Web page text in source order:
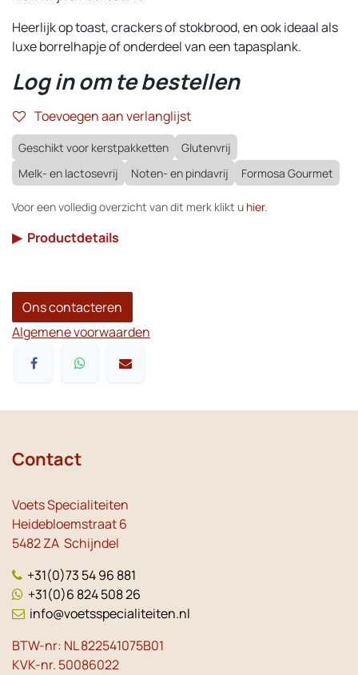
Heerlijk op toast, crackers of stokbrood, en ook ideaal als
luxe borrelhapje of onderdeel van een tapasplank.
Log in om te bestellen
Toevoegen aan verlanglijst
Geschikt voor kerstpakketten
Glutenvrij
Melk- en lactosevrij
Noten- en pindavrij Formosa Gourmet
Voor een volledig overzicht van dit merk klikt u hier.
▶ Productdetails
Ons contacteren
Algemene voorwaarden
Contact
Voets Specialiteiten
Heidebloemstraat 6
5482 ZA Schijndel
+31(0)73 54 96 881
+31(0)6 824 508 26
info@voetsspecialiteiten.nl
BTW-nr: NL 822541075B01
KVK-nr. 50086022